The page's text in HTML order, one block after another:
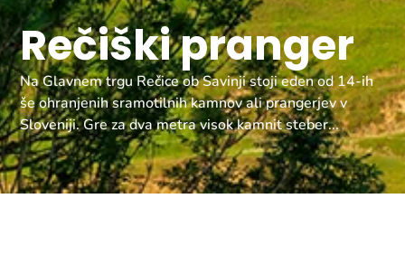
Rečiški pranger
Na Glavnem trgu Rečice ob Savinji stoji eden od 14-ih
še ohranjenih sramotilnih kamnov ali prangerjev v
Sloveniji. Gre za dva metra visok kamnit steber...